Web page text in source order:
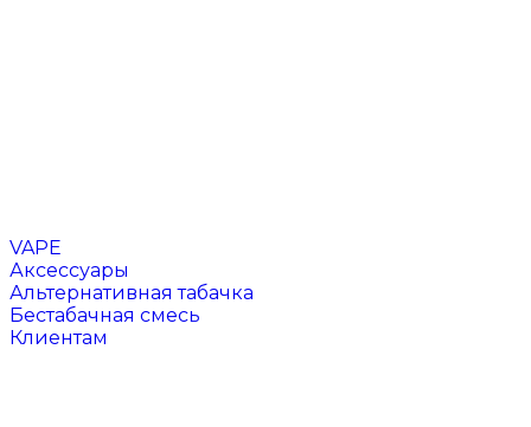
VAPE
Аксессуары
Альтернативная табачка
Бестабачная смесь
Клиентам